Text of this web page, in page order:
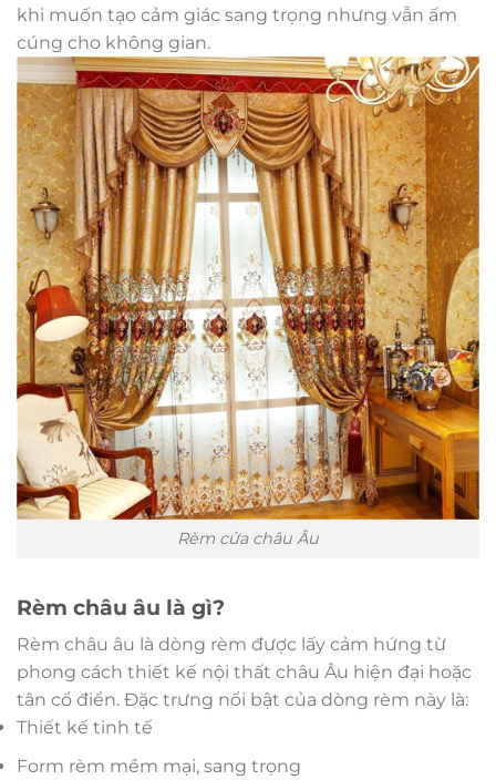
khi muốn tạo cảm giác sang trọng nhưng vẫn ấm
cúng cho không gian.
Rèm cửa châu Âu
Rèm châu âu là gì?
Rèm châu âu là dòng rèm được lấy cảm hứng từ
phong cách thiết kế nội thất châu Âu hiện đại hoặc
tân cổ điển. Đặc trưng nổi bật của dòng rèm này là:
Thiết kế tinh tế
Form rèm mềm mại, sang trọng